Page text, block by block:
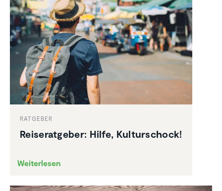
RATGEBER
Reise­rat­geber: Hilfe, Kultur­schock!
Weiterlesen